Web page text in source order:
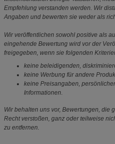
Empfehlung verstanden werden. Wir
Angaben und bewerten sie weder als
Wir veröffentlichen sowohl positive als
eingehende Bewertung wird vor der
freigegeben, wenn sie folgenden
keine beleidigenden,
keine Werbung für andere
keine Preisangaben,
Informationen.
Wir behalten uns vor, Bewertungen, die
Recht verstoßen, ganz oder teilweise
zu entfernen.